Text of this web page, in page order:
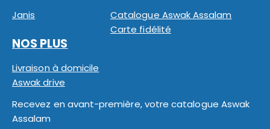
Janis
Catalogue Aswak Assalam
Carte fidélité
NOS PLUS
Livraison à domicile
Aswak drive
Recevez en avant-première, votre catalogue Aswak
Assalam